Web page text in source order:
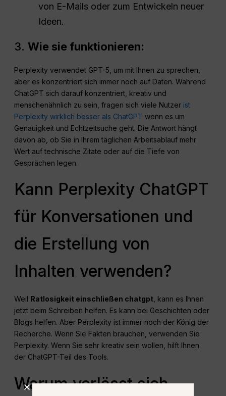
von E-Mails oder zum Entwickeln neuer
Ideen.
3.Wie sie funktionieren:
Perplexity verwendet GPT-5, um mit Ihnen zu sprechen,
aber es konzentriert sich immer noch auf Daten. Während
ChatGPT sich darauf konzentriert, kreativ und
menschenähnlich zu sein, fragen sich viele Nutzer ist
Perplexity wirklich besser als ChatGPTwenn es um
Genauigkeit und Echtzeitsuche geht. Die Antwort hängt
davon ab, ob Sie in Ihrem täglichen Arbeitsablauf mehr
Wert auf technische Zitate oder auf die Tiefe von
Gesprächen legen.
Kann Perplexity ChatGPT
für Konversationen und
die Erstellung von
Inhalten verwenden?
Weil Ratlosigkeit einschließen chatgpt , kann es Ihnen
jetzt beim Schreiben helfen. Es kann bei Geschichten oder
Blogs helfen. Aber Perplexity ist immer noch der König der
Recherche. Wenn Sie Fakten brauchen, verwenden Sie
Perplexity. Wenn Sie sehr kreativ sein wollen, hilft Ihnen
der ChatGPT-Teil des Tools.
Warum verlässt sich